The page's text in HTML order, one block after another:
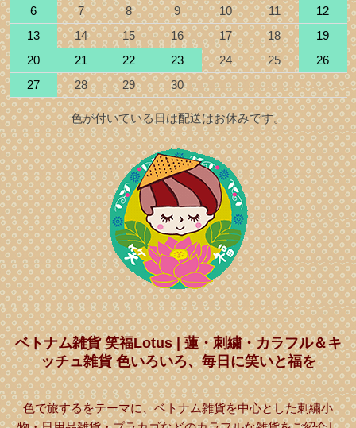
6
7 8 9 10 11
12
13
14 15 16 17 18
19
20
21 22 23 24 25
26
27
28 29 30
色が付いている日は配送はお休みです。
ベトナム雑貨 笑福Lotus | 蓮・刺繍・カラフル＆キ
ッチュ雑貨 色いろいろ、毎日に笑いと福を
色で旅するをテーマに、ベトナム雑貨を中心とした刺繍小